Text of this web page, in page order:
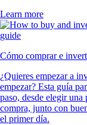
Learn more
Cómo comprar e
¿Quieres empezar a
empezar? Esta guía
paso, desde elegir
compra, junto con
el primer día.